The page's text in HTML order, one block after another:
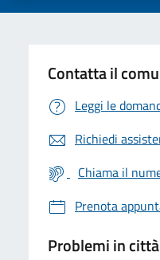
Contatta il
Leggi le
Richiedi
Chiama il
Prenota
Problemi in città